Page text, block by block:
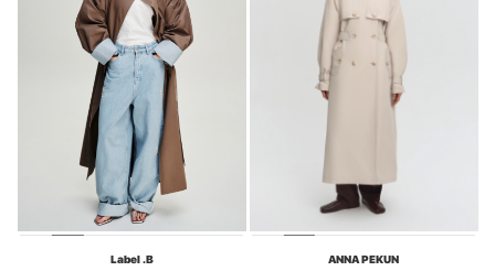
Label .B ANNA PEKUN